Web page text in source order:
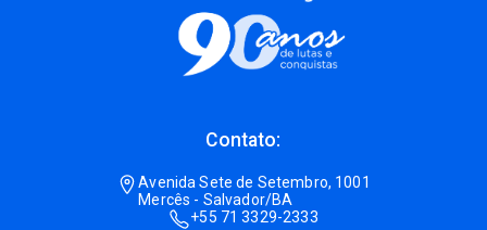
Contato:
Avenida Sete de Setembro, 1001
Mercês - Salvador/BA
+55 71 3329-2333